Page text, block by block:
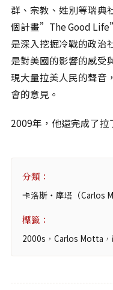
群、宗教、姓別等瑞典
個計畫”The Good
是深入挖掘冷戰的政治
是對美國的影響的感受
現大量拉美人民的聲音
會的意見。
2009年，他還完成了拉
分類：
卡洛斯‧摩塔（Carlos
標籤：
2000s ， Carlos Motta ，